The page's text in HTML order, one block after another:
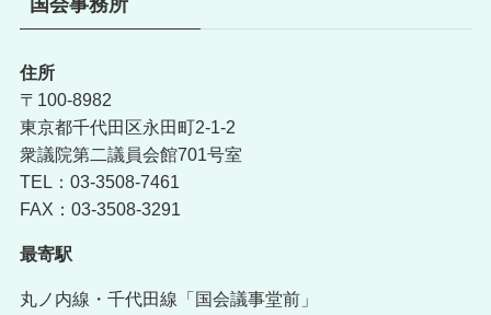
国会事務所
住所
〒100-8982
東京都千代田区永田町2-1-2
衆議院第二議員会館701号室
TEL：03-3508-7461
FAX：03-3508-3291
最寄駅
丸ノ内線・千代田線「国会議事堂前」